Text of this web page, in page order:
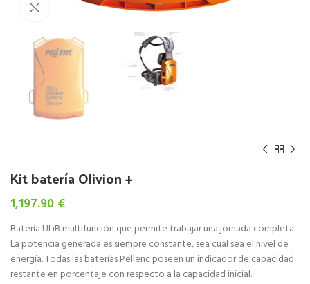
Click to enlarge
Kit batería Olivion +
1,197.90 €
Batería ULiB multifunción que permite trabajar una jornada completa.
La potencia generada es siempre constante, sea cual sea el nivel de
energía. Todas las baterías Pellenc poseen un indicador de capacidad
restante en porcentaje con respecto a la capacidad inicial.